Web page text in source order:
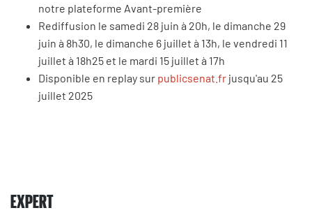
notre plateforme Avant-première
Rediffusion le samedi 28 juin à 20h, le dimanche 29
juin à 8h30, le dimanche 6 juillet à 13h, le vendredi 11
juillet à 18h25 et le mardi 15 juillet à 17h
Disponible en replay sur publicsenat.fr jusqu'au 25
juillet 2025
EXPERT